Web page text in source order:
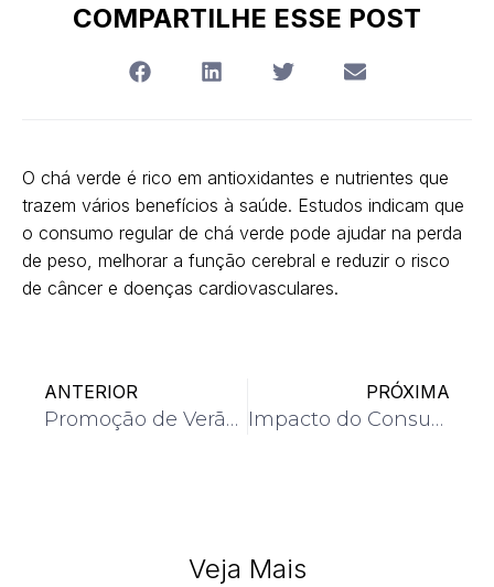
COMPARTILHE ESSE POST
O chá verde é rico em antioxidantes e nutrientes que
trazem vários benefícios à saúde. Estudos indicam que
o consumo regular de chá verde pode ajudar na perda
de peso, melhorar a função cerebral e reduzir o risco
de câncer e doenças cardiovasculares.
ANTERIOR
Promoção de Verão da Marriott Bonvoy
PRÓXIMA
Impacto do Consumo de Gorduras Trans na Saúde
Veja Mais